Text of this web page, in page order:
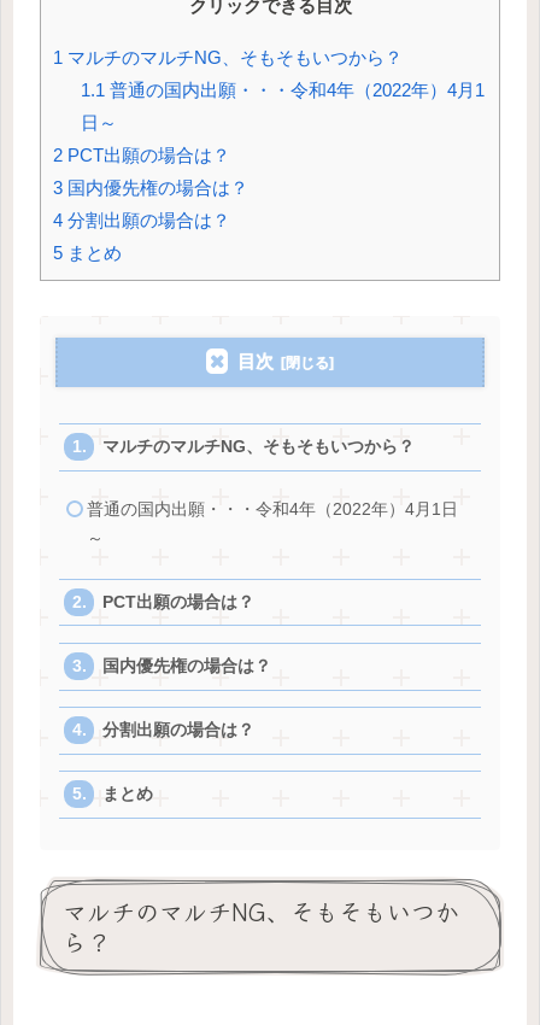
クリックできる目次
1 マルチのマルチNG、そもそもいつから？
1.1 普通の国内出願・・・令和4年（2022年）4月1
日～
2 PCT出願の場合は？
3 国内優先権の場合は？
4 分割出願の場合は？
5 まとめ
目次
マルチのマルチNG、そもそもいつから？
普通の国内出願・・・令和4年（2022年）4月1日
～
PCT出願の場合は？
国内優先権の場合は？
分割出願の場合は？
まとめ
マルチのマルチNG、そもそもいつか
ら？